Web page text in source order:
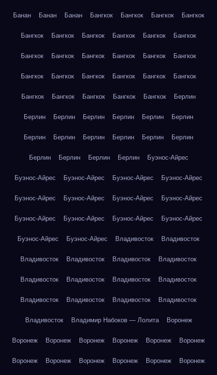
Банан Банан Банан Бангкок Бангкок Бангкок Бангкок
Бангкок Бангкок Бангкок Бангкок Бангкок Бангкок
Бангкок Бангкок Бангкок Бангкок Бангкок Бангкок
Бангкок Бангкок Бангкок Бангкок Бангкок Бангкок
Бангкок Бангкок Бангкок Бангкок Бангкок Берлин
Берлин Берлин Берлин Берлин Берлин Берлин
Берлин Берлин Берлин Берлин Берлин Берлин
Берлин Берлин Берлин Берлин Буэнос-Айрес
Буэнос-Айрес Буэнос-Айрес Буэнос-Айрес Буэнос-Айрес
Буэнос-Айрес Буэнос-Айрес Буэнос-Айрес Буэнос-Айрес
Буэнос-Айрес Буэнос-Айрес Буэнос-Айрес Буэнос-Айрес
Буэнос-Айрес Буэнос-Айрес Владивосток Владивосток
Владивосток Владивосток Владивосток Владивосток
Владивосток Владивосток Владивосток Владивосток
Владивосток Владивосток Владивосток Владивосток
Владивосток Владимир Набоков — Лолита Воронеж
Воронеж Воронеж Воронеж Воронеж Воронеж Воронеж
Воронеж Воронеж Воронеж Воронеж Воронеж Воронеж